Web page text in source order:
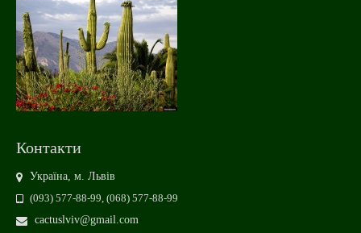
Контакти
Україна, м. Львів
(093) 577-88-99, (068) 577-88-99
cactuslviv@gmail.com